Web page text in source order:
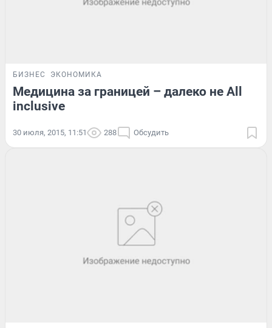
БИЗНЕС ЭКОНОМИКА
Медицина за границей – далеко не All
inclusive
30 июля, 2015, 11:51 288 Обсудить